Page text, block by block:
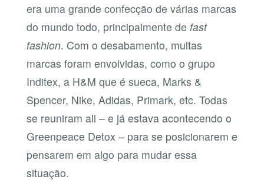
era uma grande confecção de várias marcas
do mundo todo, principalmente de fast
fashion. Com o desabamento, muitas
marcas foram envolvidas, como o grupo
Inditex, a H&M que é sueca, Marks &
Spencer, Nike, Adidas, Primark, etc. Todas
se reuniram ali – e já estava acontecendo o
Greenpeace Detox – para se posicionarem e
pensarem em algo para mudar essa
situação.